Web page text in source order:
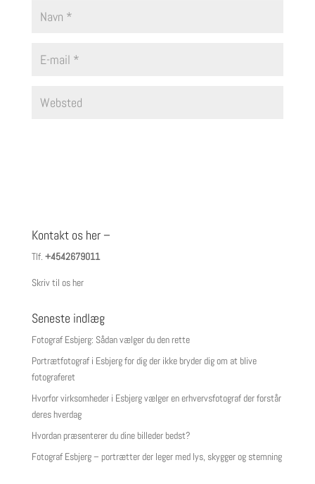
Kontakt os her –
Tlf. +4542679011
Skriv til os her
Seneste indlæg
Fotograf Esbjerg: Sådan vælger du den rette
Portrætfotograf i Esbjerg for dig der ikke bryder dig om at blive
fotograferet
Hvorfor virksomheder i Esbjerg vælger en erhvervsfotograf der forstår
deres hverdag
Hvordan præsenterer du dine billeder bedst?
Fotograf Esbjerg – portrætter der leger med lys, skygger og stemning